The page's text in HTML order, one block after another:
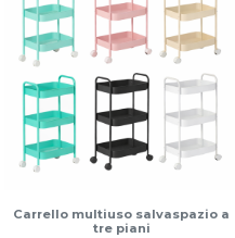
Carrello multiuso salvaspazio a
tre piani